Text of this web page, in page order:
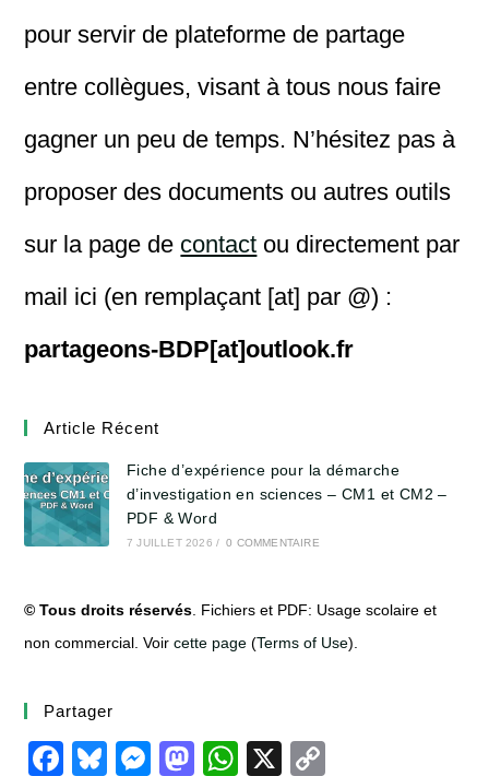
pour servir de plateforme de partage
entre collègues, visant à tous nous faire
gagner un peu de temps. N’hésitez pas à
proposer des documents ou autres outils
sur la page de contact ou directement par
mail ici (en remplaçant [at] par @) :
partageons-BDP[at]outlook.fr
Article Récent
Fiche d’expérience pour la démarche
d’investigation en sciences – CM1 et CM2 –
PDF & Word
7 JUILLET 2026 / 0 COMMENTAIRE
© Tous droits réservés. Fichiers et PDF: Usage scolaire et
non commercial. Voircette page (Terms of Use).
Partager
F
Bl
M
M
W
X